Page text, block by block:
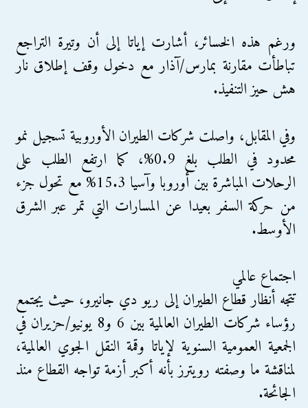
ورغم هذه الخسائر، أشارت إياتا إلى أن وتيرة التراجع
تباطأت مقارنة بمارس/آذار مع دخول وقف إطلاق نار
هش حيز التنفيذ.
وفي المقابل، واصلت شركات الطيران الأوروبية تسجيل نمو
محدود في الطلب بلغ 0.9%، كما ارتفع الطلب على
الرحلات المباشرة بين أوروبا وآسيا 15.3% مع تحول جزء
من حركة السفر بعيدا عن المسارات التي تمر عبر الشرق
الأوسط.
اجتماع عالمي
تتجه أنظار قطاع الطيران إلى ريو دي جانيرو، حيث يجتمع
رؤساء شركات الطيران العالمية بين 6 و8 يونيو/حزيران في
الجمعية العمومية السنوية لإياتا وقمة النقل الجوي العالمية،
لمناقشة ما وصفته رويترز بأنه أكبر أزمة تواجه القطاع منذ
الجائحة.